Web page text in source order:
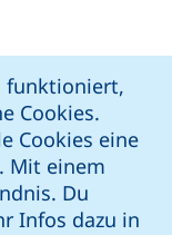
funktioniert,
Cookies.
Cookies eine
Mit einem
Du
Infos dazu in
öffnet neues
Link, öffnet
(externer Link,
Seite (externer